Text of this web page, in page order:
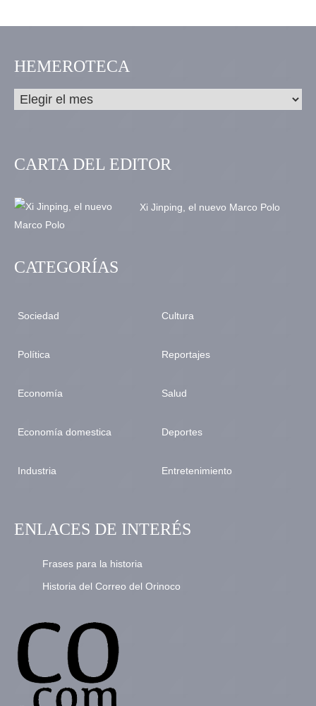
HEMEROTECA
CARTA DEL EDITOR
Xi Jinping, el nuevo Marco Polo
CATEGORÍAS
Sociedad
Política
Economía
Economía domestica
Industria
Cultura
Reportajes
Salud
Deportes
Entretenimiento
ENLACES DE INTERÉS
Frases para la historia
Historia del Correo del Orinoco